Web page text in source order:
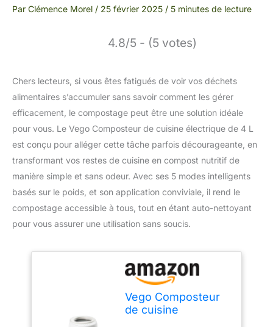
Par Clémence Morel / 25 février 2025 / 5 minutes de lecture
4.8/5 - (5 votes)
Chers lecteurs, si vous êtes fatigués de voir vos déchets
alimentaires s’accumuler sans savoir comment les gérer
efficacement, le compostage peut être une solution idéale
pour vous. Le Vego Composteur de cuisine électrique de 4 L
est conçu pour alléger cette tâche parfois décourageante, en
transformant vos restes de cuisine en compost nutritif de
manière simple et sans odeur. Avec ses 5 modes intelligents
basés sur le poids, et son application conviviale, il rend le
compostage accessible à tous, tout en étant auto-nettoyant
pour vous assurer une utilisation sans soucis.
Vego Composteur
de cuisine